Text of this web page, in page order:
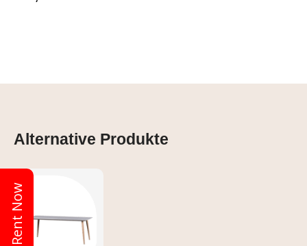
Rent Now
Alternative Produkte